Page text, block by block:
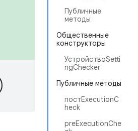
Публичные
методы
Общественные
конструкторы
УстройствоSetti
ngChecker
Публичные методы
постExecutionC
heck
preExecutionChe